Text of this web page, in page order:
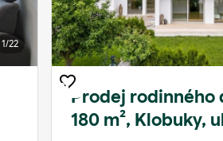
1/22
Prodej rodinného
180 m², Klobuky,